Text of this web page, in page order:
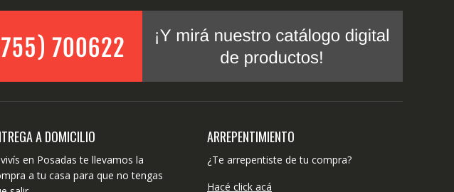
A DOMICILIO
en Posadas te llevamos la
a tu casa para que no tengas
ARREPENTIMIENTO
¿Te arrepentiste de tu compra?
Hacé click acá